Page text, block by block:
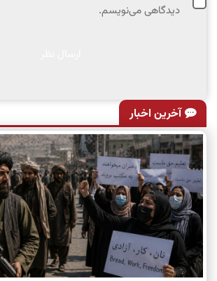
دیدگاهی می‌نویسم.
آخرین اخبار